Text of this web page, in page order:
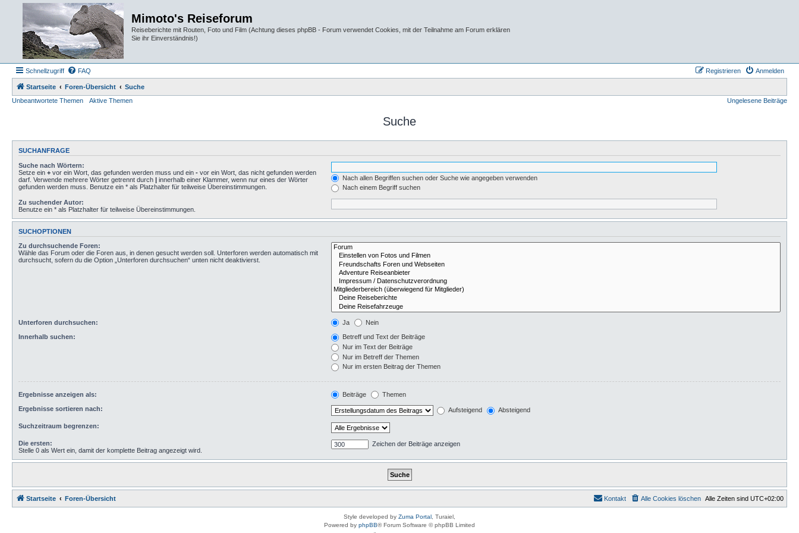
Mimoto's Reiseforum
Reiseberichte mit Routen, Foto und Film (Achtung dieses phpBB - Forum verwendet Cookies, mit der Teilnahme am Forum erklären
Sie ihr Einverständnis!)
Schnellzugriff FAQ Anmelden
Registrieren
Startseite Foren-Übersicht
Suche
Unbeantwortete Themen
Aktive Themen Ungelesene Beiträge
Suche
SUCHANFRAGE
Suche nach Wörtern:
Setze ein + vor ein Wort, das gefunden werden muss und ein - vor ein Wort, das nicht gefunden werden
darf. Verwende mehrere Wörter getrennt durch | innerhalb einer Klammer, wenn nur eines der Wörter
gefunden werden muss. Benutze ein * als Platzhalter für teilweise Übereinstimmungen.
Nach allen Begriffen suchen oder Suche wie angegeben verwenden
Nach einem Begriff suchen
Zu suchender Autor:
Benutze ein * als Platzhalter für teilweise Übereinstimmungen.
SUCHOPTIONEN
Zu durchsuchende Foren:
Wähle das Forum oder die Foren aus, in denen gesucht werden soll. Unterforen werden automatisch mit
durchsucht, sofern du die Option „Unterforen durchsuchen“ unten nicht deaktivierst.
Unterforen durchsuchen: Ja Nein
Innerhalb suchen:
Betreff und Text der Beiträge
Nur im Text der Beiträge
Nur im Betreff der Themen
Nur im ersten Beitrag der Themen
Ergebnisse anzeigen als: Beiträge Themen
Ergebnisse sortieren nach: Aufsteigend Absteigend
Suchzeitraum begrenzen:
Die ersten:
Stelle 0 als Wert ein, damit der komplette Beitrag angezeigt wird.
Zeichen der Beiträge anzeigen
Startseite Foren-Übersicht Alle Zeiten sind UTC+02:00
Alle Cookies löschen
Kontakt
Style developed by Zuma Portal , Turaiel,
Powered by phpBB® Forum Software © phpBB Limited